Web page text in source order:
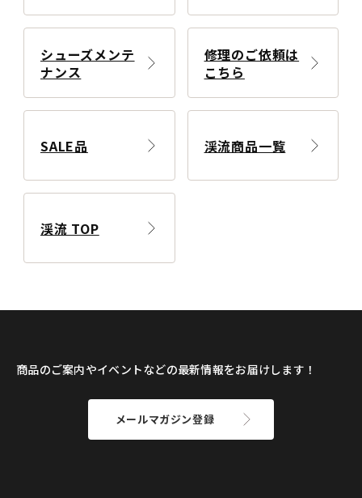
シューズメンテ
ナンス
修理のご依頼は
こちら
SALE品 渓流商品一覧
渓流 TOP
商品のご案内やイベントなどの最新情報をお届けします！
メールマガジン登録